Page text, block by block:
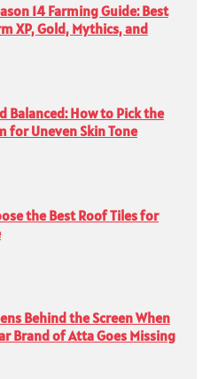
14 Farming Guide: Best
XP, Gold, Mythics, and
Balanced: How to Pick the
for Uneven Skin Tone
the Best Roof Tiles for
Behind the Screen When
Brand of Atta Goes Missing